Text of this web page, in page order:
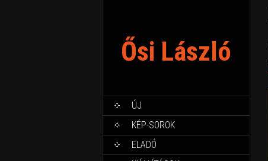
Ősi László
ÚJ
KÉP-SOROK
ELADÓ